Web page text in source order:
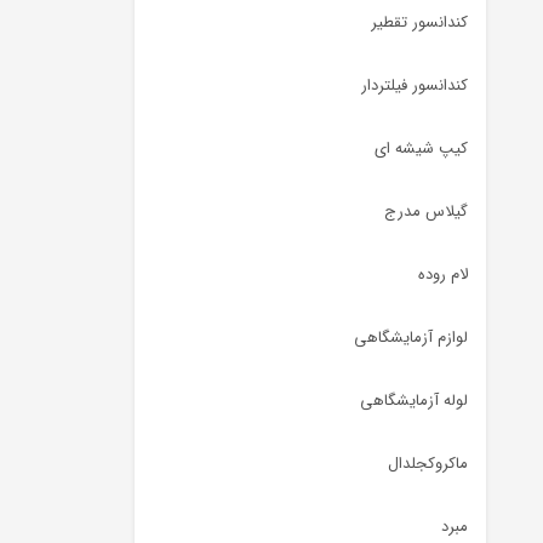
کندانسور تقطیر
کندانسور فیلتردار
کیپ شیشه ای
گیلاس مدرج
لام روده
لوازم آزمایشگاهی
لوله آزمایشگاهی
ماکروکجلدال
مبرد